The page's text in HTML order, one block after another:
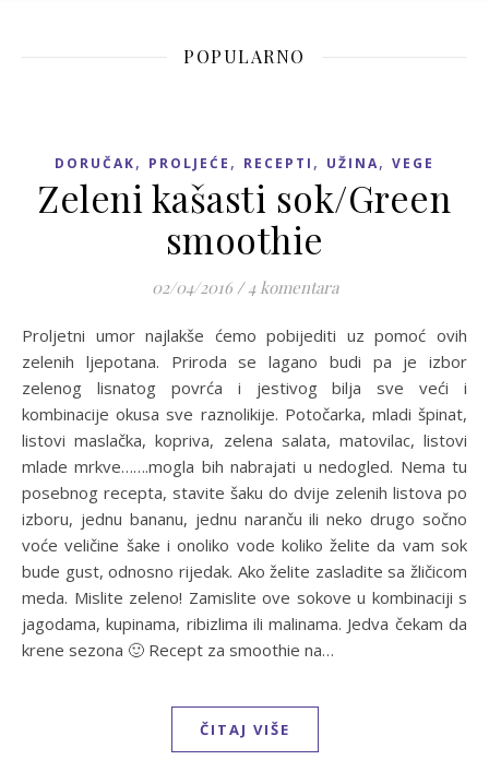
POPULARNO
DORUČAK, PROLJEĆE , RECEPTI , UŽINA, VEGE
Zeleni kašasti sok/Green
smoothie
02/04/2016 / 4 komentara
Proljetni umor najlakše ćemo pobijediti uz pomoć ovih
zelenih ljepotana. Priroda se lagano budi pa je izbor
zelenog lisnatog povrća i jestivog bilja sve veći i
kombinacije okusa sve raznolikije. Potočarka, mladi špinat,
listovi maslačka, kopriva, zelena salata, matovilac, listovi
mlade mrkve…….mogla bih nabrajati u nedogled. Nema tu
posebnog recepta, stavite šaku do dvije zelenih listova po
izboru, jednu bananu, jednu naranču ili neko drugo sočno
voće veličine šake i onoliko vode koliko želite da vam sok
bude gust, odnosno rijedak. Ako želite zasladite sa žličicom
meda. Mislite zeleno! Zamislite ove sokove u kombinaciji s
jagodama, kupinama, ribizlima ili malinama. Jedva čekam da
krene sezona 🙂 Recept za smoothie na…
ČITAJ VIŠE